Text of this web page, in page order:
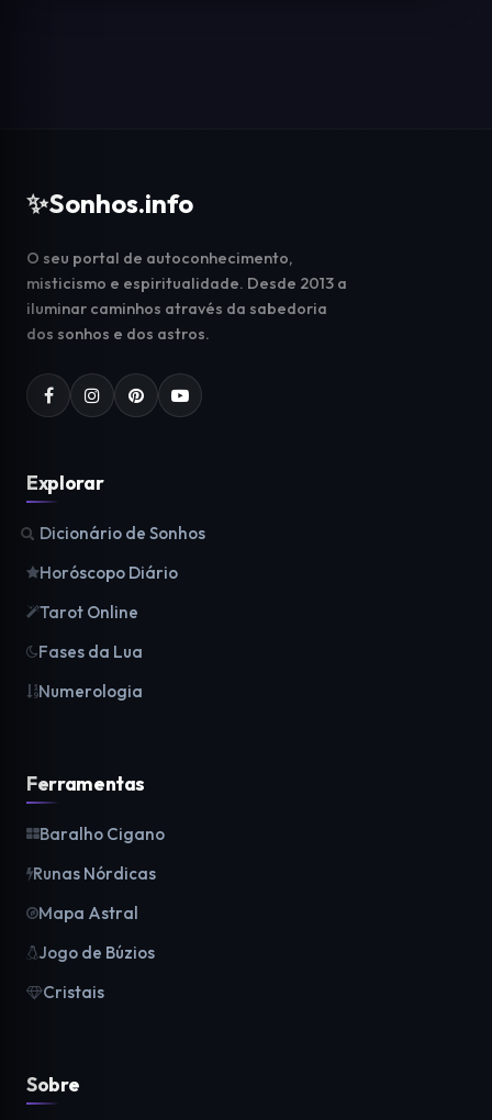
✨Sonhos.info
O seu portal de autoconhecimento,
misticismo e espiritualidade. Desde 2013 a
iluminar caminhos através da sabedoria
dos sonhos e dos astros.
Explorar
Dicionário de Sonhos
Horóscopo Diário
Tarot Online
Fases da Lua
Numerologia
Ferramentas
Baralho Cigano
Runas Nórdicas
Mapa Astral
Jogo de Búzios
Cristais
Sobre